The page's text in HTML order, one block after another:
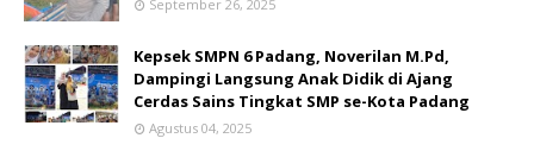
September 26, 2025
Kepsek SMPN 6 Padang, Noverilan M.Pd,
Dampingi Langsung Anak Didik di Ajang
Cerdas Sains Tingkat SMP se-Kota Padang
Agustus 04, 2025